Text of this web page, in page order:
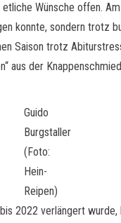
Wünsche offen.
konnte, sondern
Saison trotz
der
Guido
Burgstaller
(Foto:
Hein-
Reipen)
2022 verlängert